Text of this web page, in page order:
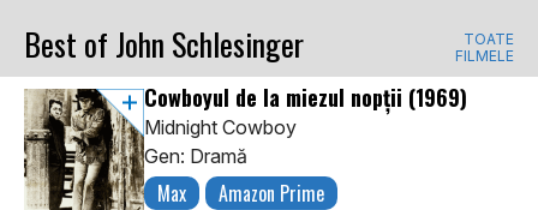
Best of John Schlesinger
TOATE
FILMELE
Cowboyul de la miezul nopții (1969)
Midnight Cowboy
Gen: Dramă
Max Amazon Prime